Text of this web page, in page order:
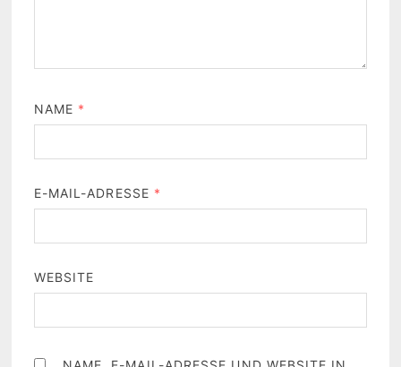
NAME *
E-MAIL-ADRESSE *
WEBSITE